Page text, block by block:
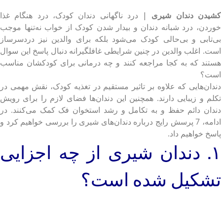
کشیدن دندان شیری | درد ناگهانی دندان کودک، درد هنگام غذا
خوردن، درد شبانه دندان و بیدار شدن کودک از خواب نه‌تنها موجب
بی‌تابی و بی‌حالی کودک می‌شود بلکه برای والدین نیز دردسرساز
است. اغلب والدین در چنین شرایطی غافلگیرانه دنبال پاسخ این سوال
هستند که به کجا مراجعه کنند و چه درمانی برای کودکشان مناسب
است؟
دندان‌هایی که علاوه بر تاثیر مستقیم در تغذیه کودک، نقش مهمی در
تکلم و زیبایی دارند. همچنین این دندان‌ها فضای لازم را برای رویش
دندان دائم حفظ و به تکامل و رشد استخوان فک کمک می‌کنند. در
ادامه، 7 پرسش رایج درباره دندان‌های شیری را بررسی خواهیم کرد و
پاسخ خواهیم داد.
١. دندان شیری از چه اجزایی
تشکیل شده است؟